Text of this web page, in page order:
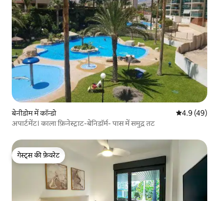
बेनीडोम में कॉन्डो औसत रेटिंग 5
4.9 (49)
अपार्टमेंट। काला फ़िनेस्ट्राट-बेनिडॉर्म- पास में समुद्र तट
गेस्ट्स की फ़ेवरेट
गेस्ट्स की फ़ेवरेट